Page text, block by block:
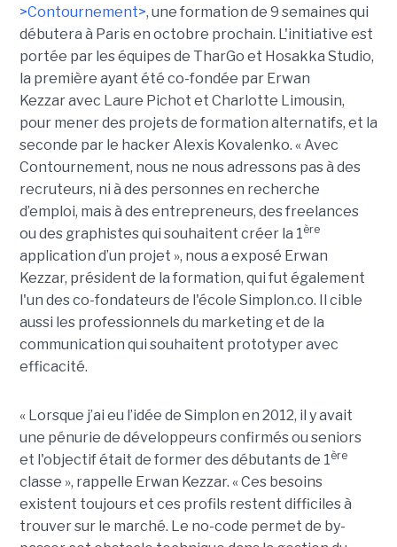
>Contournement>, une formation de 9 semaines qui
débutera à Paris en octobre prochain. L'initiative est
portée par les équipes de TharGo et Hosakka Studio,
la première ayant été co-fondée par Erwan
Kezzar avec Laure Pichot et Charlotte Limousin,
pour mener des projets de formation alternatifs, et la
seconde par le hacker Alexis Kovalenko. « Avec
Contournement, nous ne nous adressons pas à des
recruteurs, ni à des personnes en recherche
d’emploi, mais à des entrepreneurs, des freelances
ou des graphistes qui souhaitent créer la 1ère
application d’un projet », nous a exposé Erwan
Kezzar, président de la formation, qui fut également
l'un des co-fondateurs de l'école Simplon.co. Il cible
aussi les professionnels du marketing et de la
communication qui souhaitent prototyper avec
efficacité.
« Lorsque j’ai eu l’idée de Simplon en 2012, il y avait
une pénurie de développeurs confirmés ou seniors
et l'objectif était de former des débutants de 1ère
classe », rappelle Erwan Kezzar. « Ces besoins
existent toujours et ces profils restent difficiles à
trouver sur le marché. Le no-code permet de by-